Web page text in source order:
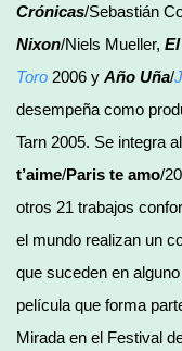
Crónicas/Sebastián
Nixon/Niels Mueller,
Toro 2006 y Año Uña/
desempeña como
Tarn 2005. Se integra
t’aime/Paris te amo/
otros 21 trabajos
el mundo realizan un
que suceden en
película que forma
Mirada en el Festival